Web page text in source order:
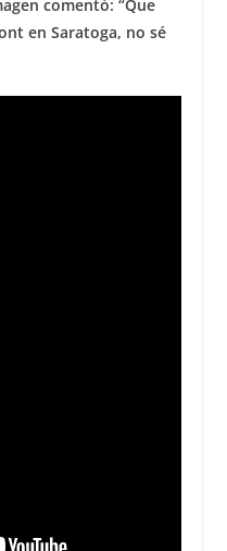
comentó: “Que
en Saratoga, no sé